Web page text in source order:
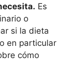
Es
o
si la dieta
en particular
cómo